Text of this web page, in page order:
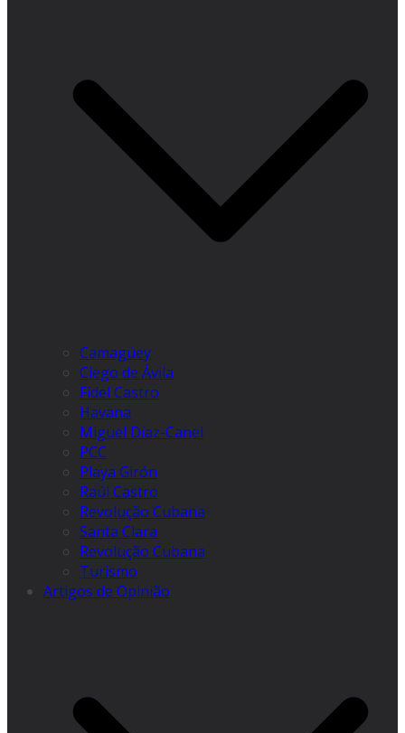
Camagüey
Ciego de Ávila
Fidel Castro
Havana
Miguel Díaz-Canel
PCC
Playa Girón
Raúl Castro
Revolução Cubana
Santa Clara
Revolução Cubana
Turismo
Artigos de Opinião